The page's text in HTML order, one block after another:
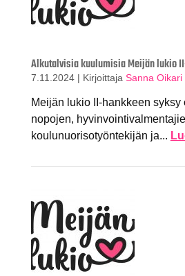
Alkutalvisia kuulumisia Meijän lukio
7.11.2024 | Kirjoittaja Sanna Oikari
Meijän lukio II-hankkeen syksy
nopojen,
koulunuorisotyöntekijän ja...